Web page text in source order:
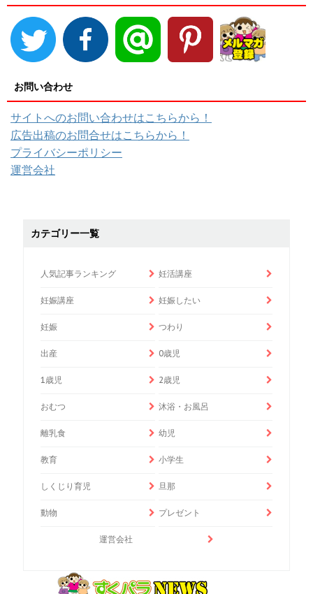
お問い合わせ
サイトへのお問い合わせはこちらから！
広告出稿のお問合せはこちらから！
プライバシーポリシー
運営会社
カテゴリー一覧
人気記事ランキング 妊活講座
妊娠講座 妊娠したい
妊娠 つわり
出産 0歳児
1歳児 2歳児
おむつ 沐浴・お風呂
離乳食 幼児
教育 小学生
しくじり育児 旦那
動物 プレゼント
運営会社